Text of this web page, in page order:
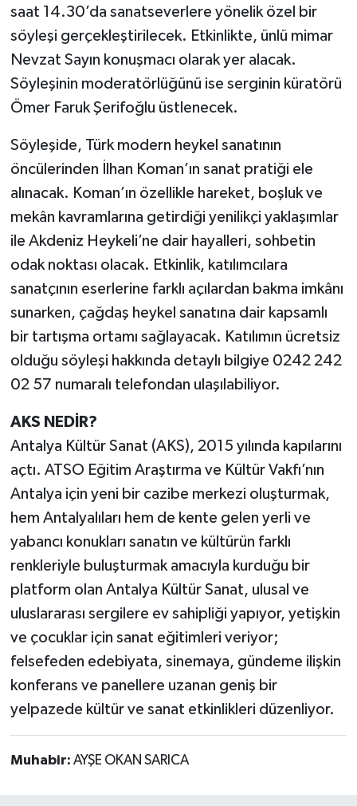
saat 14.30’da sanatseverlere yönelik özel bir
söyleşi gerçekleştirilecek. Etkinlikte, ünlü mimar
Nevzat Sayın konuşmacı olarak yer alacak.
Söyleşinin moderatörlüğünü ise serginin küratörü
Ömer Faruk Şerifoğlu üstlenecek.
Söyleşide, Türk modern heykel sanatının
öncülerinden İlhan Koman’ın sanat pratiği ele
alınacak. Koman’ın özellikle hareket, boşluk ve
mekân kavramlarına getirdiği yenilikçi yaklaşımlar
ile Akdeniz Heykeli’ne dair hayalleri, sohbetin
odak noktası olacak. Etkinlik, katılımcılara
sanatçının eserlerine farklı açılardan bakma imkânı
sunarken, çağdaş heykel sanatına dair kapsamlı
bir tartışma ortamı sağlayacak. Katılımın ücretsiz
olduğu söyleşi hakkında detaylı bilgiye 0242 242
02 57 numaralı telefondan ulaşılabiliyor.
AKS NEDİR?
Antalya Kültür Sanat (AKS), 2015 yılında kapılarını
açtı. ATSO Eğitim Araştırma ve Kültür Vakfı’nın
Antalya için yeni bir cazibe merkezi oluşturmak,
hem Antalyalıları hem de kente gelen yerli ve
yabancı konukları sanatın ve kültürün farklı
renkleriyle buluşturmak amacıyla kurduğu bir
platform olan Antalya Kültür Sanat, ulusal ve
uluslararası sergilere ev sahipliği yapıyor, yetişkin
ve çocuklar için sanat eğitimleri veriyor;
felsefeden edebiyata, sinemaya, gündeme ilişkin
konferans ve panellere uzanan geniş bir
yelpazede kültür ve sanat etkinlikleri düzenliyor.
Muhabir: AYŞE OKAN SARICA
RESMİ İLAN
MAGAZİN